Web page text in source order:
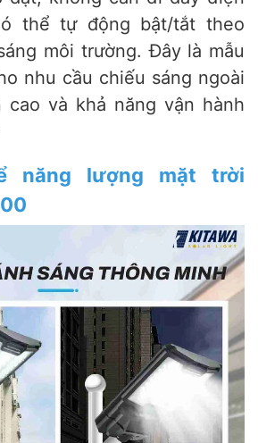
thể tự động bật/tắt theo
môi trường. Đây là mẫu
nhu cầu chiếu sáng ngoài
và khả năng vận hành
năng lượng mặt trời